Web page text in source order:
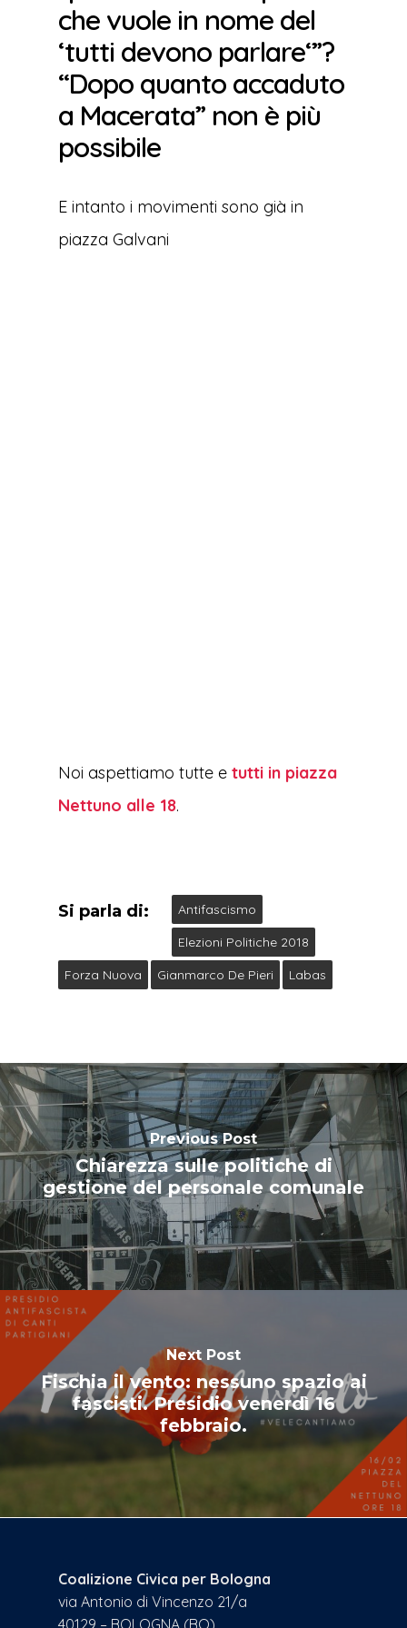
che vuole in nome del
‘tutti devono parlare‘”?
“Dopo quanto accaduto
a Macerata” non è più
possibile
E intanto i movimenti sono già in
piazza Galvani
Noi aspettiamo tutte e tutti in piazza
Nettuno alle 18.
Si parla di:
Antifascismo
Elezioni Politiche 2018
Forza Nuova
Gianmarco De Pieri Labas
Previous Post
Chiarezza sulle politiche di
gestione del personale comunale
Next Post
Fischia il vento: nessuno spazio ai
fascisti. Presidio venerdì 16
febbraio.
Coalizione Civica per Bologna
via Antonio di Vincenzo 21/a
40129 – BOLOGNA (BO)